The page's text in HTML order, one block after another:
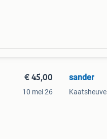
€ 45,00
10 mei 26
sander
Kaatsheuvel